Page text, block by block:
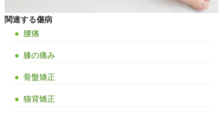
関連する傷病
腰痛
膝の痛み
骨盤矯正
猫背矯正